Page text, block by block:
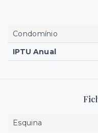
Condomínio
IPTU Anual
Esquina